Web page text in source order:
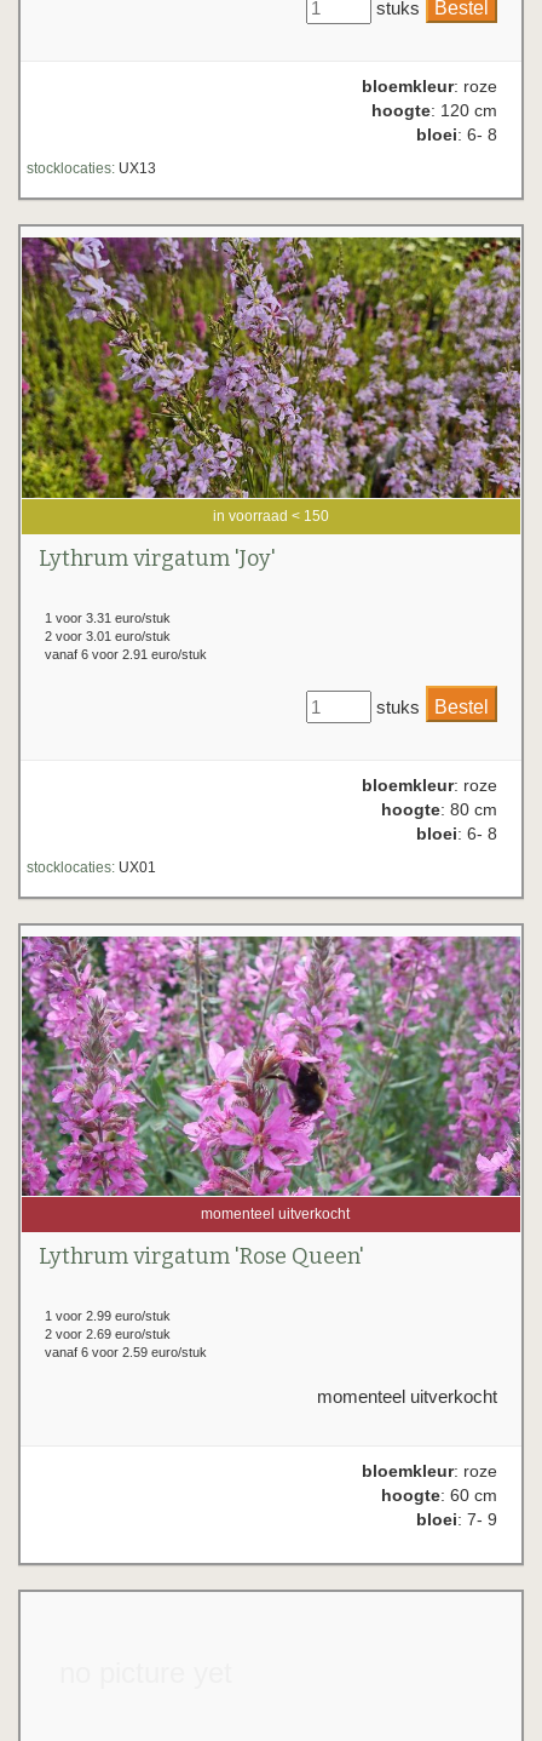
stuks
bloemkleur: roze
hoogte: 120 cm
bloei: 6- 8
stocklocaties: UX13
in voorraad < 150
Lythrum virgatum 'Joy'
1 voor 3.31 euro/stuk
2 voor 3.01 euro/stuk
vanaf 6 voor 2.91 euro/stuk
stuks
bloemkleur: roze
hoogte: 80 cm
bloei: 6- 8
stocklocaties: UX01
momenteel uitverkocht
Lythrum virgatum 'Rose Queen'
1 voor 2.99 euro/stuk
2 voor 2.69 euro/stuk
vanaf 6 voor 2.59 euro/stuk
momenteel uitverkocht
bloemkleur: roze
hoogte: 60 cm
bloei: 7- 9